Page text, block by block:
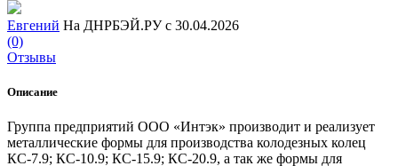
Евгений На ДНРБЭЙ.РУ с 30.04.2026
(0)
Отзывы
Описание
Группа предприятий ООО «Интэк» производит и реализует
металлические формы для производства колодезных колец
КС-7.9; КС-10.9; КС-15.9; КС-20.9, а так же формы для